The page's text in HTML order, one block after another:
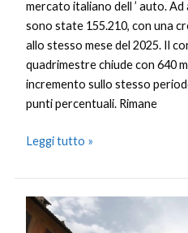
mercato italiano dell ’ auto.
sono state 155.210, con una
allo stesso mese del 2025. Il
quadrimestre chiude con 640
incremento sullo stesso
punti percentuali. Rimane
Leggi tutto »
Turismo,
109